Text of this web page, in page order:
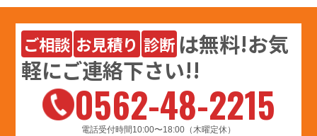
ご相談 お見積り 診断 は無料!お気
軽にご連絡下さい!!
0562-48-2215
電話受付時間10:00〜18:00（木曜定休）